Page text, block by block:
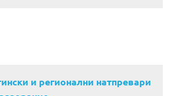
и регионални натпревари